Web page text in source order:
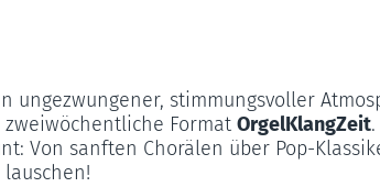
ungezwungener, stimmungsvoller
Format OrgelKlangZeit
Von sanften Chorälen über Pop-